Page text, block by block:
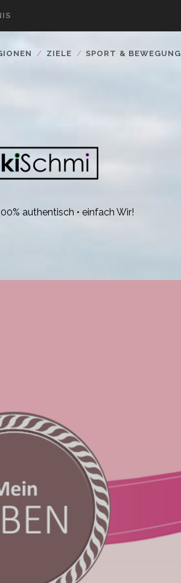
ZIELE SPORT & BEWEGUNG
authentisch • einfach Wir!